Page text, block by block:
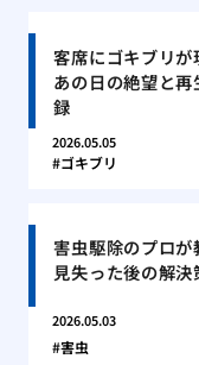
客席にゴキブリが
あの日の絶望と再
録
2026.05.05
ゴキブリ
害虫駆除のプロが
見失った後の解決
2026.05.03
害虫